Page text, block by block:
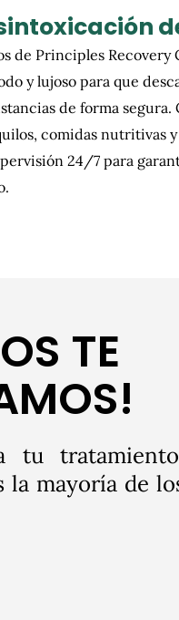
de Principles
y lujoso para que
de forma segura.
comidas nutritivas
24/7 para
TE
tu
la mayoría de